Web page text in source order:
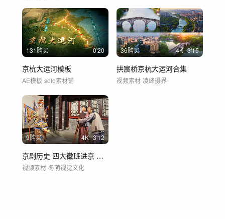
131购买 0'20
京杭大运河模板
AE模板 solo素材铺
36购买 4K 3'15
拱宸桥京杭大运河合集
视频素材 凌峰摄界
9购买 4K 3'12
京剧历史 四大徽班进京 第一部电影定军山
视频素材 冬萌视觉文化